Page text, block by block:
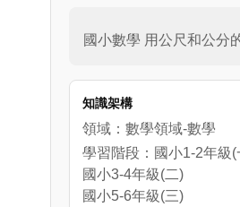
國小數學 用公尺和公分
知識架構
領域：數學領域-數學
學習階段：國小1-2年級(
國小3-4年級(二)
國小5-6年級(三)